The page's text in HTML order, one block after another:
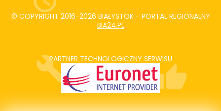
© COPYRIGHT 2016-2026 BIAŁYSTOK - PORTAL REGIONALNY
BIA24.PL
PARTNER TECHNOLOGICZNY SERWISU